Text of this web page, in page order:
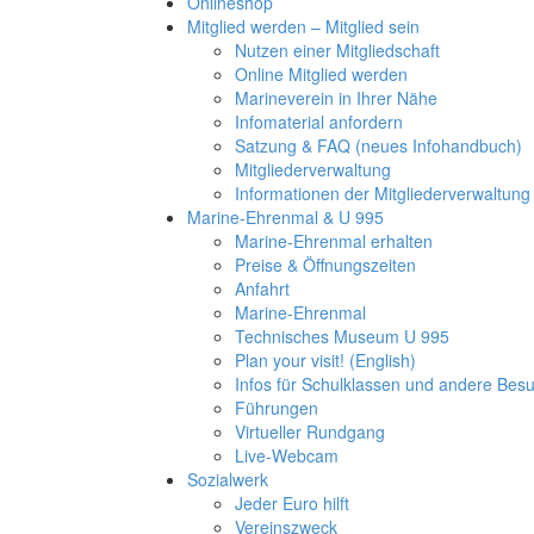
Mitglied werden – Mitglied sein
Nutzen einer Mitgliedschaft
Online Mitglied werden
Marineverein in Ihrer Nähe
Infomaterial anfordern
Satzung & FAQ (neues Infohandbuch)
Mitgliederverwaltung
Informationen der Mitgliederverwaltung
Marine-Ehrenmal & U 995
Marine-Ehrenmal erhalten
Preise & Öffnungszeiten
Anfahrt
Marine-Ehrenmal
Technisches Museum U 995
Plan your visit! (English)
Infos für Schulklassen und andere
Führungen
Virtueller Rundgang
Live-Webcam
Sozialwerk
Jeder Euro hilft
Vereinszweck